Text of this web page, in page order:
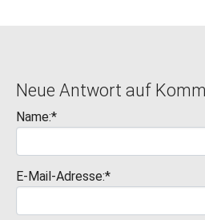
Neue Antwort auf
Name:*
E-Mail-Adresse:*